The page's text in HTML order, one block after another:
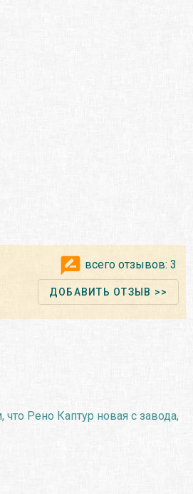
всего отзывов: 3
ДОБАВИТЬ ОТЗЫВ >>
Рено Каптур новая с завода,